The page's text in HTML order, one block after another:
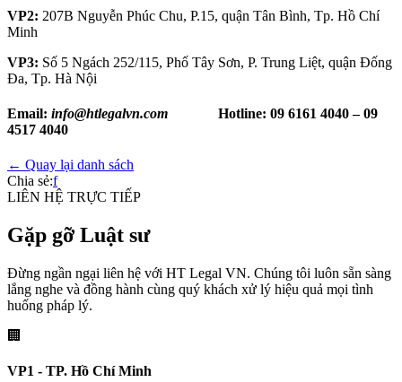
VP2: 207B Nguyễn Phúc Chu, P.15, quận Tân Bình, Tp. Hồ Chí
Minh
VP3: Số 5 Ngách 252/115, Phố Tây Sơn, P. Trung Liệt, quận Đống
Đa, Tp. Hà Nội
Email: info@htlegalvn.com Hotline: 09 6161 4040 – 09
4517 4040
← Quay lại danh sách
Chia sẻ:f
LIÊN HỆ TRỰC TIẾP
Gặp gỡ Luật sư
Đừng ngần ngại liên hệ với HT Legal VN. Chúng tôi luôn sẵn sàng
lắng nghe và đồng hành cùng quý khách xử lý hiệu quả mọi tình
huống pháp lý.
🏢
VP1 - TP. Hồ Chí Minh